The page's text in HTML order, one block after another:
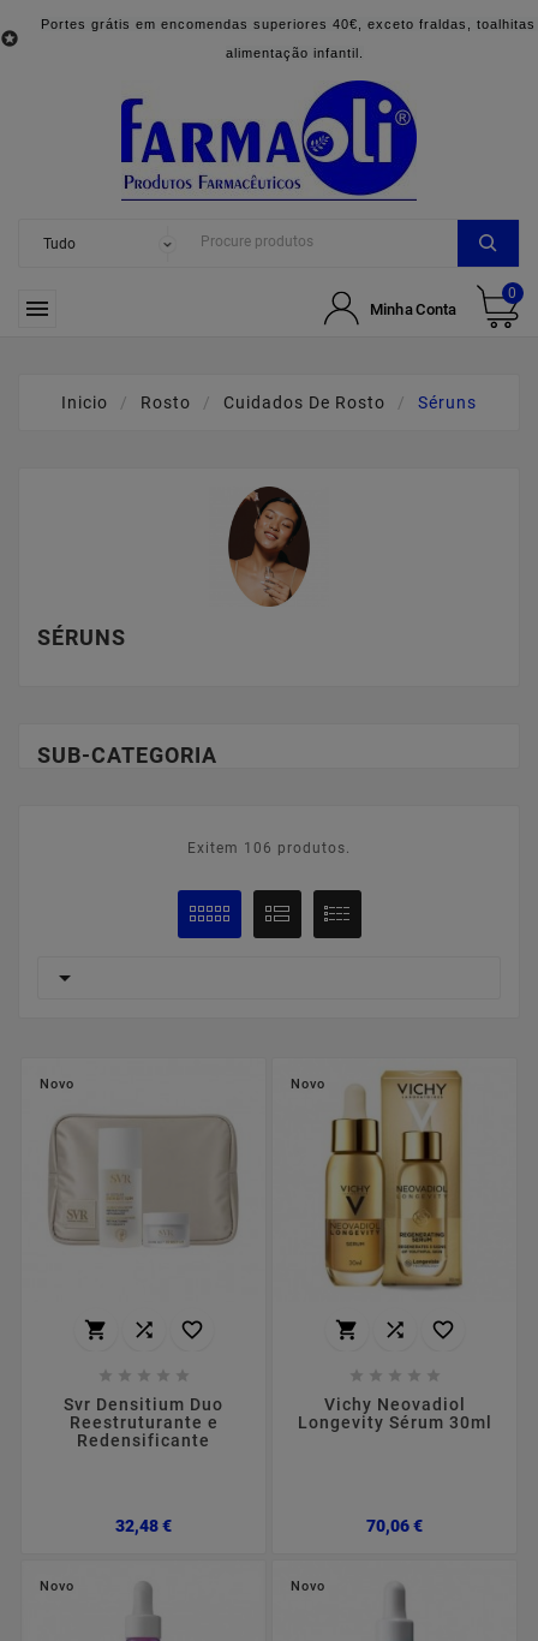

Portes grátis em encomendas superiores 40€, exceto fraldas, toalhitas
alimentação infantil.
 Minha Conta
0
Inicio Rosto Cuidados De Rosto Séruns
SÉRUNS
SUB-CATEGORIA
Exitem 106 produtos.

Novo
  
    
Svr Densitium Duo
Reestruturante e
Redensificante
32,48 €Preço
Novo
  
    
Vichy Neovadiol
Longevity Sérum 30ml
70,06 €Preço
Novo Novo